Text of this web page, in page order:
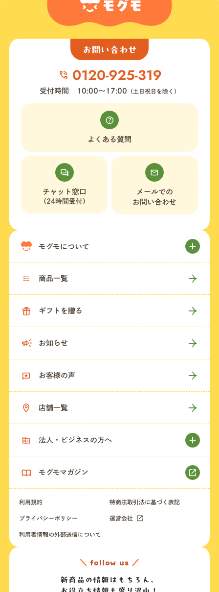
お問い合わせ
受付時間 10:00〜17:00 （土日祝日を除く）
よくある質問
チャット窓口
（24時間受付）
メールでの
お問い合わせ
モグモについて
商品一覧
ギフトを贈る
お知らせ
お客様の声
店舗一覧
法人・ビジネスの方へ
モグモマガジン
利用規約 特商法取引法に基づく表記
プライバシーポリシー 運営会社
利用者情報の外部送信について
＼ follow us ／
新商品の情報はもちろん、